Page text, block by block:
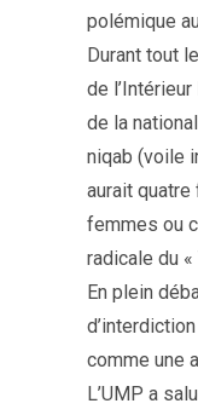
polémique
Durant tout
de
de la
niqab (voile
aurait
femmes ou
radicale du «
En plein
comme une
L’UMP a